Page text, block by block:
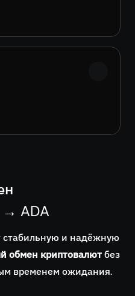
→ ADA
стабильную и надёжную
обмен криптовалютбез
временем ожидания.